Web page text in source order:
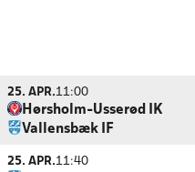
25. APR.11:00
Hørsholm-Usserød IK
Vallensbæk IF
25. APR.11:40